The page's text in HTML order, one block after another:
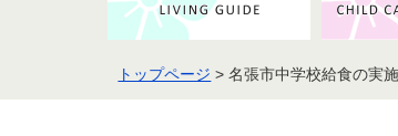
届出・証明
健康・検（健）診・予防接種
地域医療
市の条例・計画・方針
事業者の方へお知らせ
トップページ > 名張市中学校給食の実